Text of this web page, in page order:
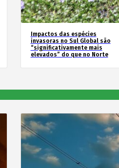
Impactos das espécies
invasoras no Sul Global são
“significativamente mais
elevados” do que no Norte